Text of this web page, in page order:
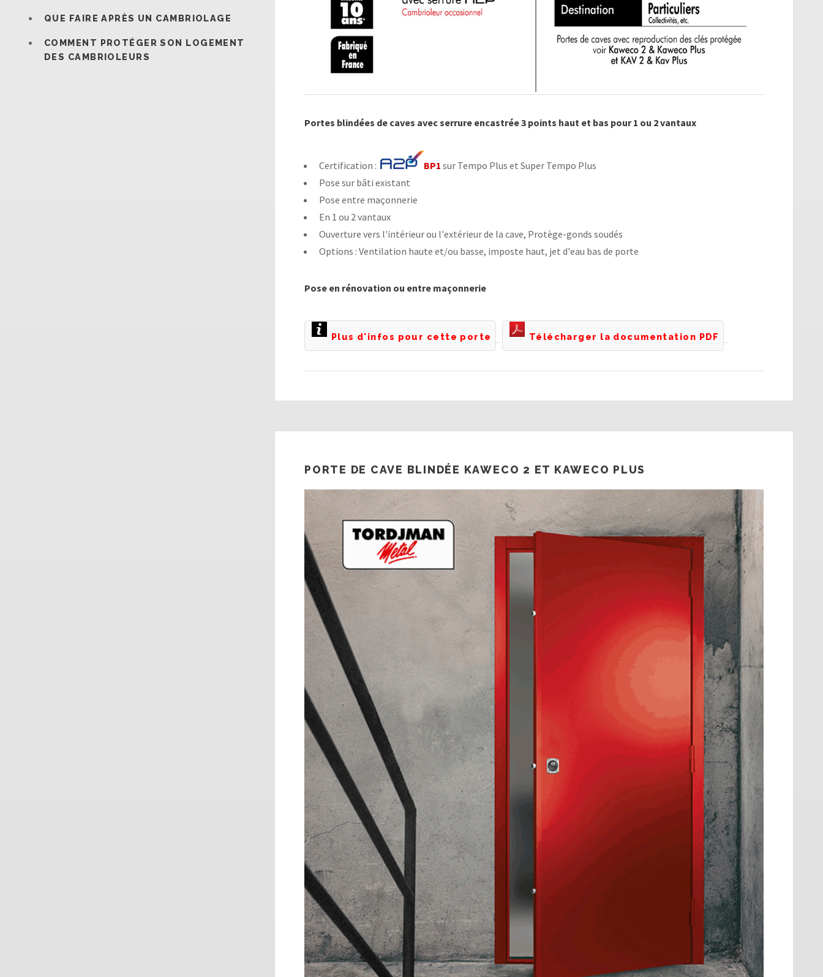
Portes blindées de caves avec serrure encastrée 3 points haut et bas pour 1 ou 2 vantaux
Certification : BP1 sur Tempo Plus et Super Tempo Plus
Pose sur bâti existant
Pose entre maçonnerie
En 1 ou 2 vantaux
Ouverture vers l'intérieur ou l'extérieur de la cave, Protège-gonds soudés
Options : Ventilation haute et/ou basse, imposte haut, jet d'eau bas de porte
Pose en rénovation ou entre maçonnerie
Plus d'infos pour cette porte Télécharger la documentation PDF
PORTE DE CAVE BLINDÉE KAWECO 2 ET KAWECO PLUS
QUE FAIRE APRÈS UN CAMBRIOLAGE
COMMENT PROTÉGER SON LOGEMENT
DES CAMBRIOLEURS